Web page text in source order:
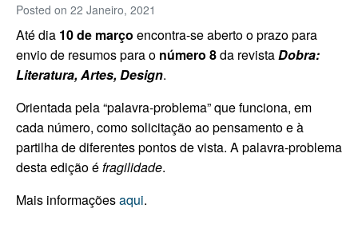
Posted on 22 Janeiro, 2021
Até dia 10 de março encontra-se aberto o prazo para
envio de resumos para o número 8da revistaDobra:
Literatura, Artes, Design.
Orientada pela “palavra-problema” que funciona, em
cada número, como solicitação ao pensamento e à
partilha de diferentes pontos de vista. A palavra-problema
desta edição éfragilidade.
Mais informaçõesaqui.